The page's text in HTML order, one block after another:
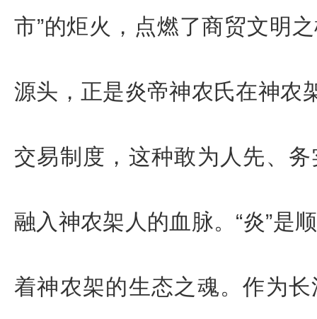
市”的炬火，点燃了商贸文明
源头，正是炎帝神农氏在神农
交易制度，这种敢为人先、
融入神农架人的血脉。 “炎”是
着神农架的生态之魂。作为